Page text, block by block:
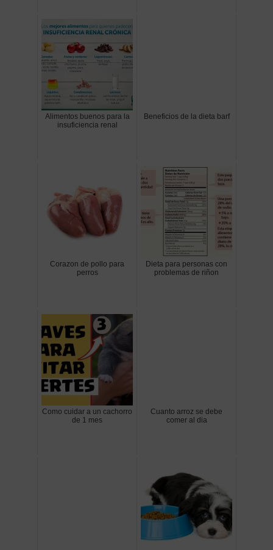
Alimentos buenos para la
insuficiencia renal
Beneficios de la dieta barf
Corazon de pollo para
perros
Dieta para personas con
problemas de riñon
Como cuidar a un cachorro
de 1 mes
Cuanto arroz se debe
comer al dia